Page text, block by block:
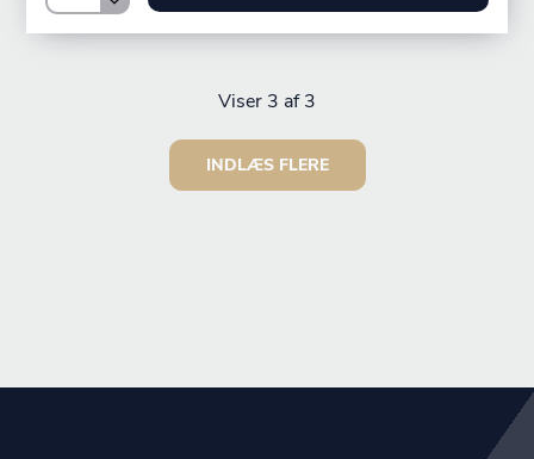
Viser 3 af 3
INDLÆS FLERE